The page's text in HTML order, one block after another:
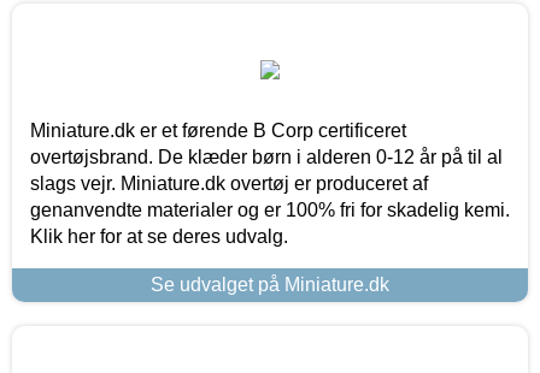
Miniature.dk er et førende B Corp certificeret
overtøjsbrand. De klæder børn i alderen 0-12 år på til al
slags vejr. Miniature.dk overtøj er produceret af
genanvendte materialer og er 100% fri for skadelig kemi.
Klik her for at se deres udvalg.
Se udvalget på Miniature.dk